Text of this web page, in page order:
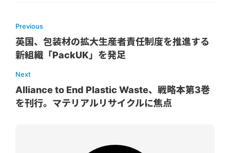
Previous
英国、包装材の拡大生産者責任制度を推進する
新組織「PackUK」を発足
Next
Alliance to End Plastic Waste、戦略本第3巻
を刊行。マテリアルリサイクルに焦点